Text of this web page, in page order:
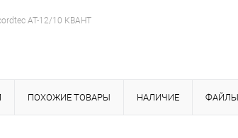
AT-12/10 КВАНТ
ПОХОЖИЕ ТОВАРЫ НАЛИЧИЕ ФАЙЛЫ